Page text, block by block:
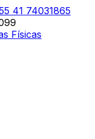
41 74031865
Físicas